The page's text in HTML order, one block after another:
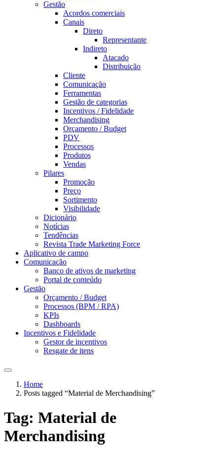
Gestão
Acordos comerciais
Canais
Direto
Representante
Indireto
Atacado
Distribuição
Cliente
Comunicação
Ferramentas
Gestão de categorias
Incentivos / Fidelidade
Merchandising
Orçamento / Budget
PDV
Processos
Produtos
Vendas
Pilares
Promoção
Preço
Sortimento
Visibilidade
Dicionário
Notícias
Tendências
Revista Trade Marketing Force
Aplicativo de campo
Comunicação
Banco de ativos de marketing
Portal de conteúdo
Gestão
Orçamento / Budget
Processos (BPM / RPA)
KPIs
Dashboards
Incentivos e Fidelidade
Gestor de incentivos
Resgate de itens
Home
Posts tagged “Material de Merchandising”
Tag: Material de
Merchandising